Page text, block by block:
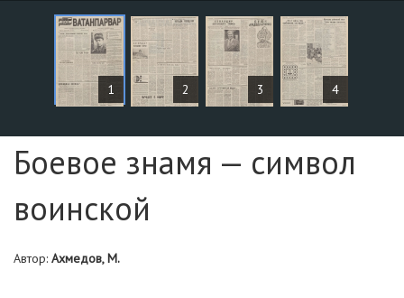
1 2 3 4
СТАТЬИ
Страница №1
Боевое знамя — символ
воинской
Автор: Ахмедов, М.